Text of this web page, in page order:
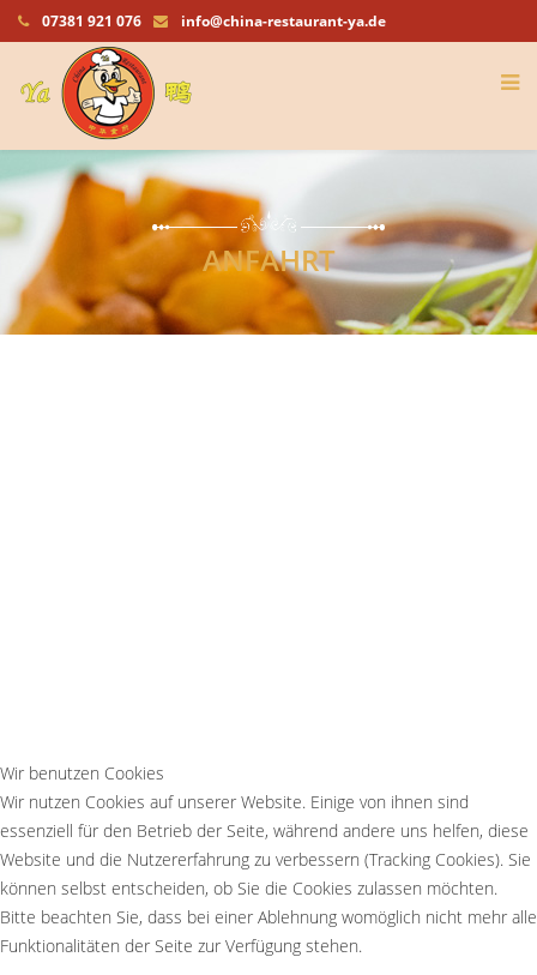
07381 921 076 info@china-restaurant-ya.de
ANFAHRT
Wir benutzen Cookies
Wir nutzen Cookies auf unserer Website. Einige von ihnen sind
essenziell für den Betrieb der Seite, während andere uns helfen, diese
Website und die Nutzererfahrung zu verbessern (Tracking Cookies). Sie
können selbst entscheiden, ob Sie die Cookies zulassen möchten.
Bitte beachten Sie, dass bei einer Ablehnung womöglich nicht mehr alle
Funktionalitäten der Seite zur Verfügung stehen.